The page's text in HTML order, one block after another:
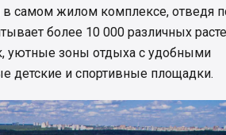
в самом жилом комплексе, отведя
более 10 000 различных
уютные зоны отдыха с удобными
детские и спортивные площадки.